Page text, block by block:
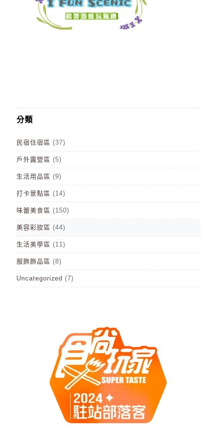
分類
民宿住宿區 (37)
戶外露營區 (5)
生活用品區 (9)
打卡景點區 (14)
味蕾美食區 (150)
美容彩妝區 (44)
生活美學區 (11)
服飾飾品區 (8)
Uncategorized (7)